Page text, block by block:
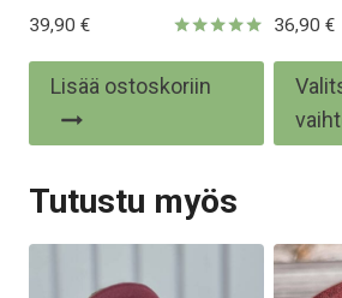
5.00
39,90 €
Lisää ostoskoriin
36,90 €
Tutustu myös